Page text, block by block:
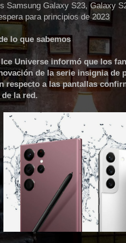
Samsung Galaxy S23, Galaxy
para principios de 2023
lo que sabemos
Universe informó que los
de la serie insignia de
respecto a las pantallas
la red.